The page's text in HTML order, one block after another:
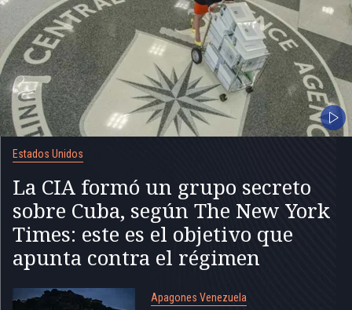
Estados Unidos
La CIA formó un grupo secreto
sobre Cuba, según The New York
Times: este es el objetivo que
apunta contra el régimen
Apagones Venezuela